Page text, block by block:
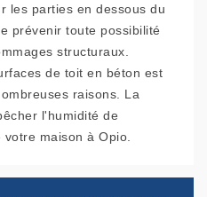
les parties en dessous du
prévenir toute possibilité
structuraux.
de toit en béton est
raisons. La
l'humidité de
maison à Opio.